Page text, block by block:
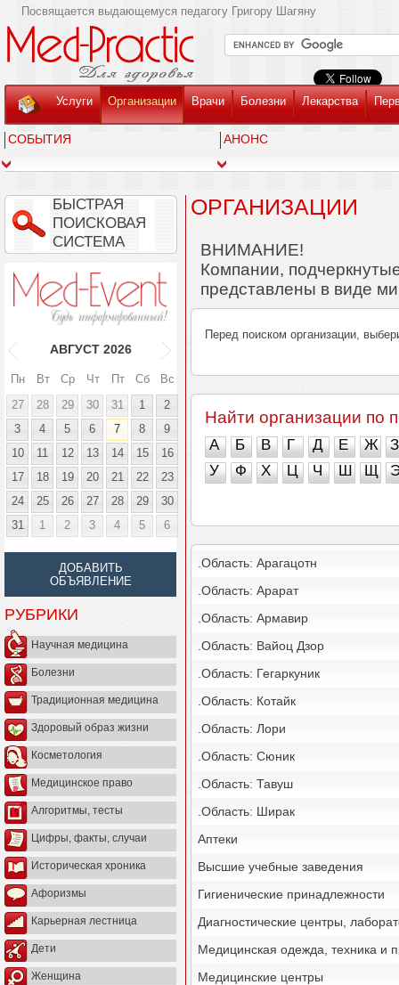
Посвящается выдающемуся педагогу Григору Шагяну
Услуги Организации Врачи Болезни Лекарства
СОБЫТИЯ АНОНС
БЫСТРАЯ
ПОИСКОВАЯ
СИСТЕМА
АВГУСТ 2026
Пн Вт Ср Чт Пт Сб
Вс
27
28 29 30 31 1
2
3
4 5 6 7 8
9
10
11 12 13 14 15
16
17
18 19 20 21 22
23
24
25 26 27 28 29
30
31
1 2 3 4 5 6
ДОБАВИТЬ
ОБЪЯВЛЕНИЕ
РУБРИКИ
Научная медицина
Болезни
Традиционная медицина
Здоровый образ жизни
Косметология
Медицинское право
Алгоритмы, тесты
Цифры, факты, случаи
Историческая хроника
Афоризмы
Карьерная лестница
Дети
Женщина
ОРГАНИЗАЦИИ
ВНИМАНИЕ!
Компании,
представлены в виде
Перед поиском организации,
Найти организации по
А Б В Г Д Е Ж
З
У
Ф Х Ц Ч Ш Щ
.Область: Арагацотн
.Область: Арарат
.Область: Армавир
.Область: Вайоц Дзор
.Область: Гегаркуник
.Область: Котайк
.Область: Лори
.Область: Сюник
.Область: Тавуш
.Область: Ширак
Аптеки
Высшие учебные заведения
Гигиенические принадлежности
Диагностические центры,
Медицинская одежда, техника и
Медицинские центры